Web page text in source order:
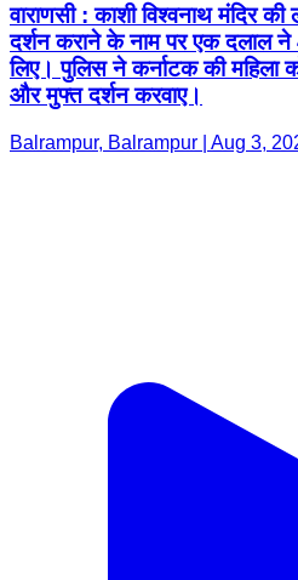
वाराणसी : काशी विश्वनाथ मंदिर
दर्शन कराने के नाम पर एक दलाल
लिए। पुलिस ने कर्नाटक की महिला
और मुफ्त दर्शन करवाए।
Balrampur, Balrampur | Aug 3,